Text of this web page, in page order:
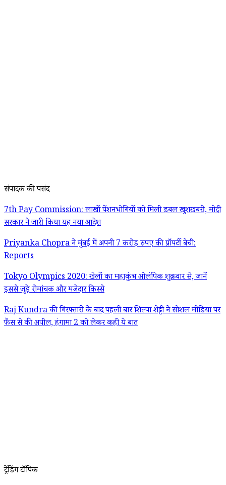
संपादक की पसंद
7th Pay Commission: लाखों पेंशनभोगियों को मिली डबल खुशखबरी, मोदी
सरकार ने जारी किया यह नया आदेश
Priyanka Chopra ने मुंबई में अपनी 7 करोड़ रुपए की प्रॉपर्टी बेची:
Reports
Tokyo Olympics 2020: खेलों का महाकुंभ ओलंपिक शुक्रवार से, जानें
इससे जुड़े रोमांचक और मजेदार किस्से
Raj Kundra की गिरफ्तारी के बाद पहली बार शिल्पा शेट्टी ने सोशल मीडिया पर
फैंस से की अपील, हंगामा 2 को लेकर कही ये बात
ट्रेंडिंग टॉपिक